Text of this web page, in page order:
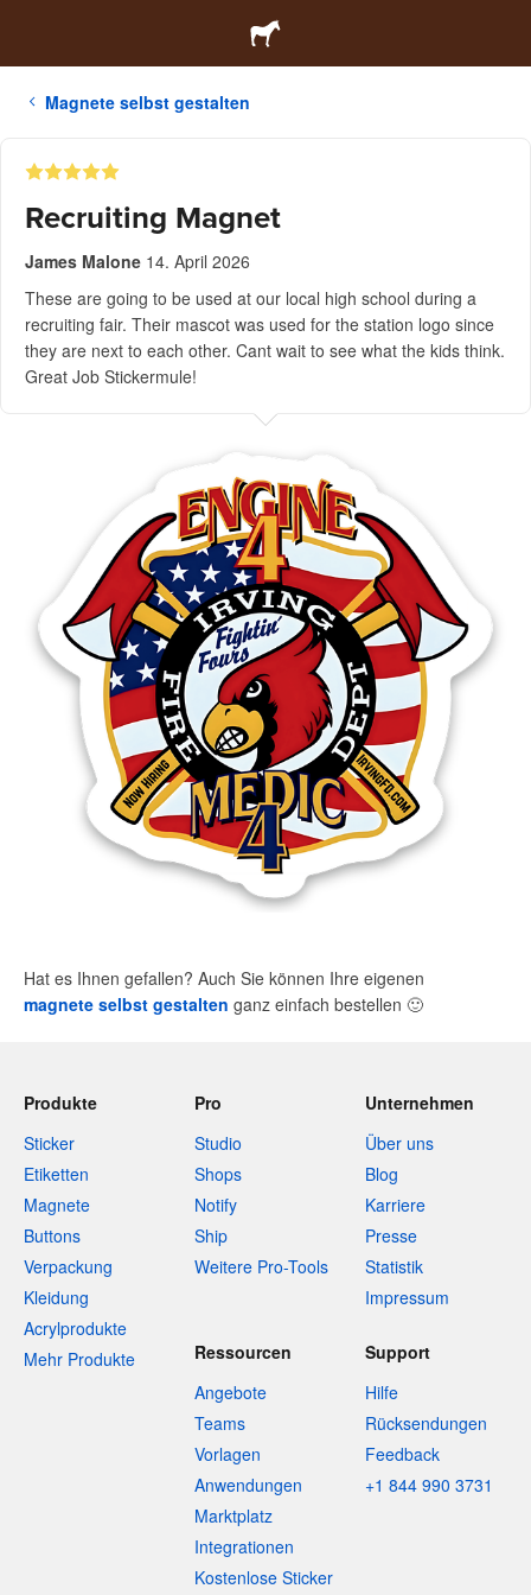
Magnete selbst gestalten
Recruiting Magnet
James Malone 14. April 2026
These are going to be used at our local high school during a
recruiting fair. Their mascot was used for the station logo since
they are next to each other. Cant wait to see what the kids think.
Great Job Stickermule!
Hat es Ihnen gefallen? Auch Sie können Ihre eigenen
magnete selbst gestalten ganz einfach bestellen 🙂
Produkte
Sticker
Etiketten
Magnete
Buttons
Verpackung
Kleidung
Acrylprodukte
Mehr Produkte
Pro
Studio
Shops
Notify
Ship
Weitere Pro-Tools
Unternehmen
Über uns
Blog
Karriere
Presse
Statistik
Impressum
Ressourcen
Angebote
Teams
Vorlagen
Anwendungen
Marktplatz
Integrationen
Kostenlose Sticker
Support
Hilfe
Rücksendungen
Feedback
+1 844 990 3731